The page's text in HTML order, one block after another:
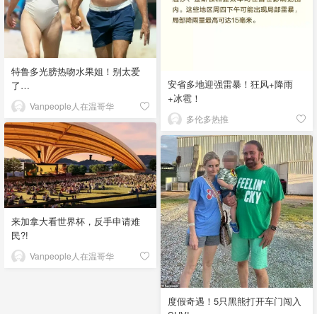
安省多地迎强雷暴！狂风+降雨
+冰雹！
多伦多热推
特鲁多光膀热吻水果姐！别太爱
了…
Vanpeople人在温哥华
来加拿大看世界杯，反手申请难
民?!
Vanpeople人在温哥华
度假奇遇！5只黑熊打开车门闯入